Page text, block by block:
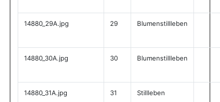
14880_29A.jpg 29 Blumenstillleben
14880_30A.jpg 30 Blumenstillleben
14880_31A.jpg 31 Stillleben